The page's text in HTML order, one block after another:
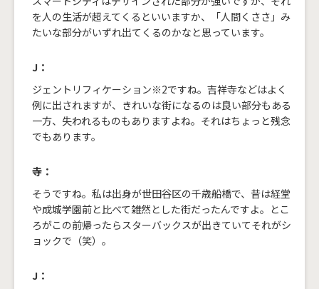
を人の生活が超えてくるといいますか、「人間くささ」み
たいな部分がいずれ出てくるのかなと思っています。
J：
ジェントリフィケーション※2ですね。吉祥寺などはよく
例に出されますが、きれいな街になるのは良い部分もある
一方、失われるものもありますよね。それはちょっと残念
でもあります。
寺：
そうですね。私は出身が世田谷区の千歳船橋で、昔は経堂
や成城学園前と比べて雑然とした街だったんですよ。とこ
ろがこの前帰ったらスターバックスが出きていてそれがシ
ョックで（笑）。
J：